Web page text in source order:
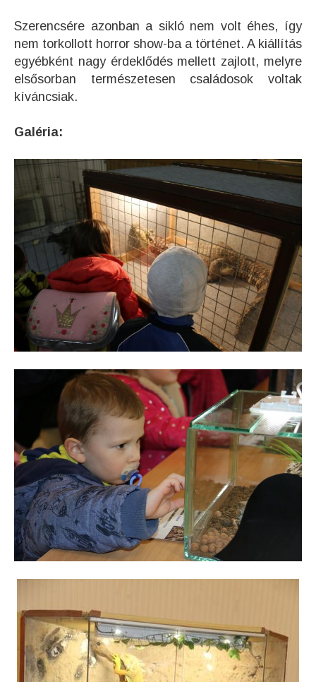
Szerencsére azonban a sikló nem volt éhes, így
nem torkollott horror show-ba a történet. A kiállítás
egyébként nagy érdeklődés mellett zajlott, melyre
elsősorban természetesen családosok voltak
kíváncsiak.
Galéria: